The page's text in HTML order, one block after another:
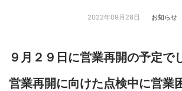
2022年09月28日 お知らせ
９月２９日に営業再開の予定で
営業再開に向けた点検中に営業